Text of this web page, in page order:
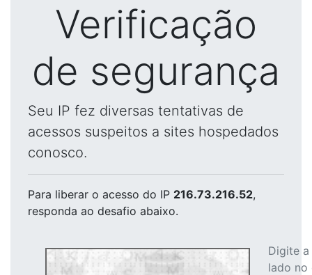
Verificação
de segurança
Seu IP fez diversas tentativas de
acessos suspeitos a sites hospedados
conosco.
Para liberar o acesso do IP 216.73.216.52,
responda ao desafio abaixo.
Digite
lado no